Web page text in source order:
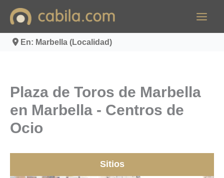
contenido
En: Marbella (Localidad)
Plaza de Toros de Marbella
en Marbella - Centros de
Ocio
Sitios